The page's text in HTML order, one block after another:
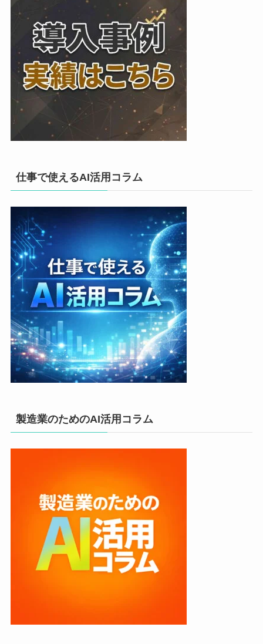
仕事で使えるAI活用コラム
製造業のためのAI活用コラム